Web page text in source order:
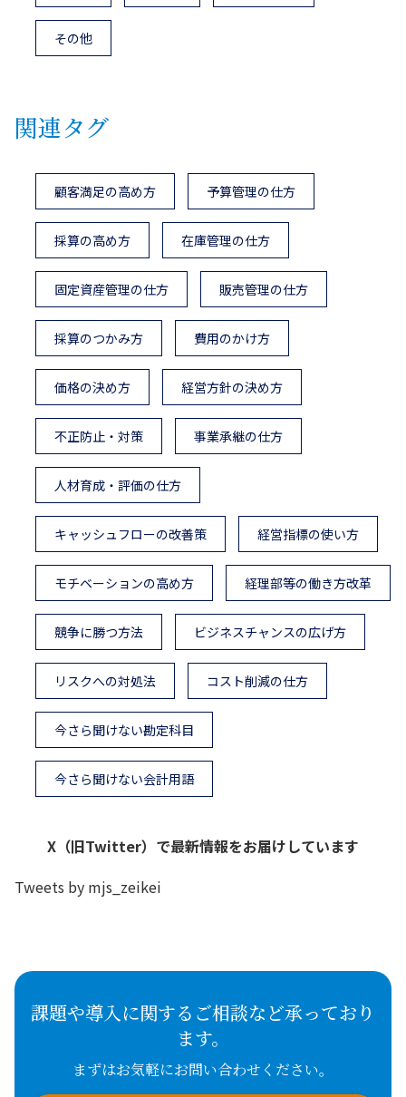
その他
関連タグ
顧客満足の高め方 予算管理の仕方
採算の高め方 在庫管理の仕方
固定資産管理の仕方 販売管理の仕方
採算のつかみ方 費用のかけ方
価格の決め方 経営方針の決め方
不正防止・対策 事業承継の仕方
人材育成・評価の仕方
キャッシュフローの改善策 経営指標の使い方
モチベーションの高め方 経理部等の働き方改革
競争に勝つ方法 ビジネスチャンスの広げ方
リスクへの対処法 コスト削減の仕方
今さら聞けない勘定科目
今さら聞けない会計用語
X（旧Twitter）で最新情報をお届けしています
Tweets by mjs_zeikei
課題や導入に関するご相談など承っており
ます。
まずはお気軽にお問い合わせください。